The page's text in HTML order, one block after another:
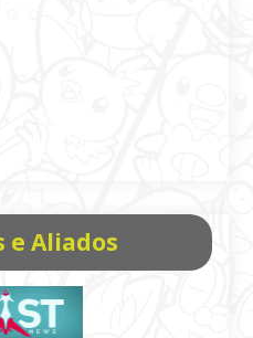
e Aliados